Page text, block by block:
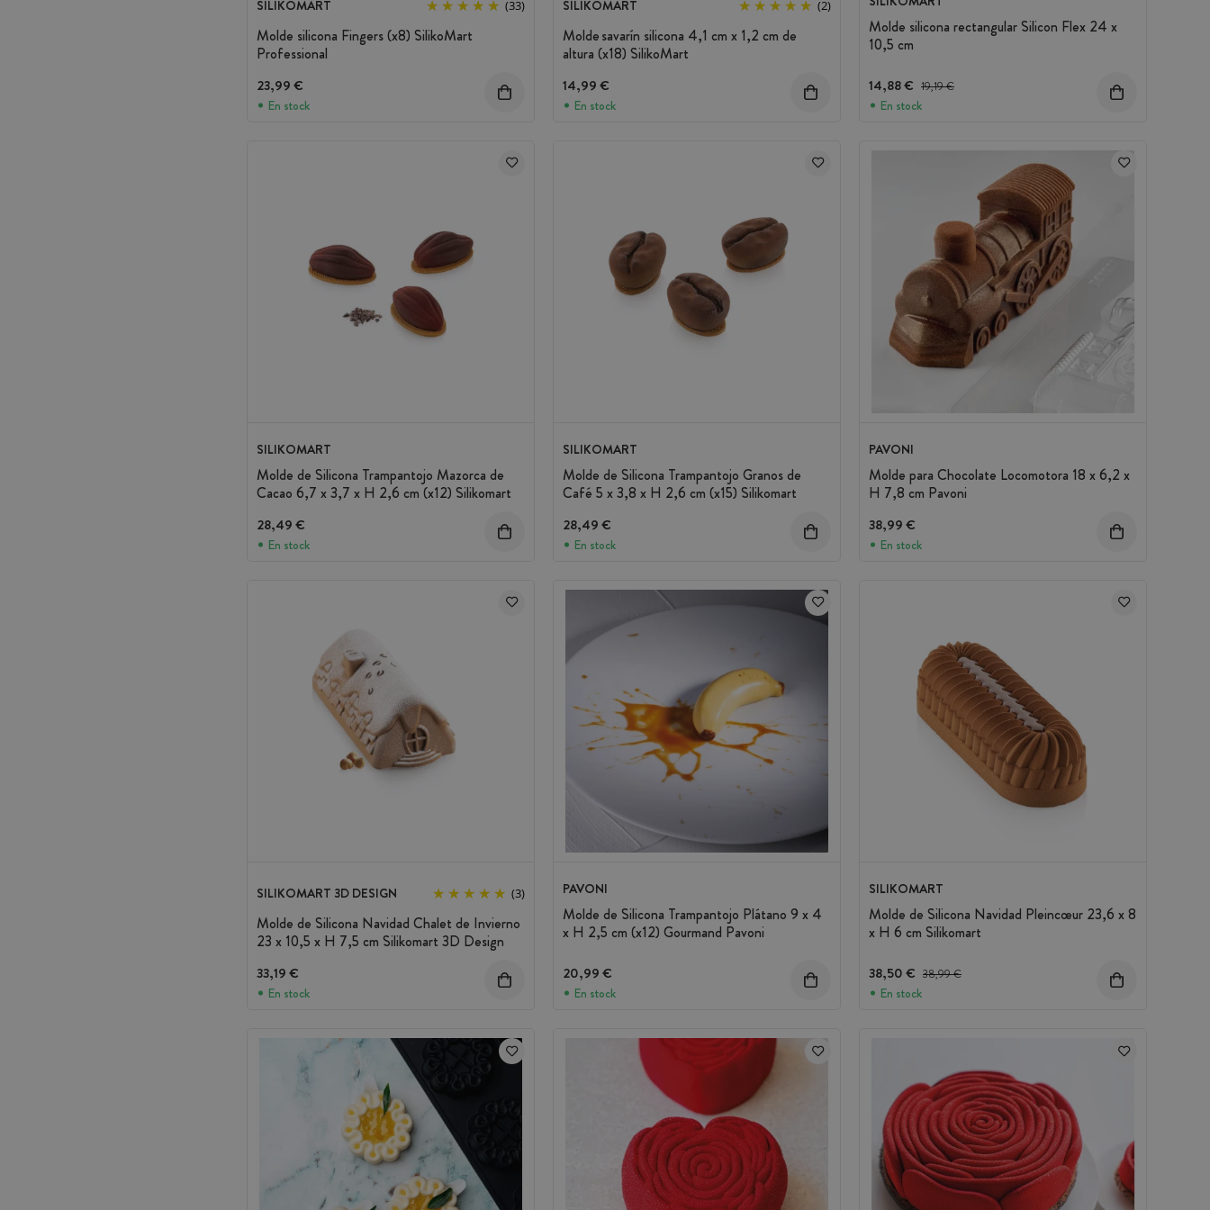
SILIKOMART (33)
Molde silicona Fingers (x8) SilikoMart
Professional
23,99 €
En stock
SILIKOMART (2)
Molde savarín silicona 4,1 cm x 1,2 cm de
altura (x18) SilikoMart
14,99 €
En stock
Molde silicona rectangular Silicon Flex 24 x
10,5 cm
14,88 € Precio antes del descuento
19,19 €
En stock
SILIKOMART
Molde de Silicona Trampantojo Mazorca de
Cacao 6,7 x 3,7 x H 2,6 cm (x12) Silikomart
28,49 €
En stock
SILIKOMART
Molde de Silicona Trampantojo Granos de
Café 5 x 3,8 x H 2,6 cm (x15) Silikomart
28,49 €
En stock
PAVONI
Molde para Chocolate Locomotora 18 x 6,2 x
H 7,8 cm Pavoni
38,99 €
En stock
SILIKOMART 3D DESIGN (3)
Molde de Silicona Navidad Chalet de Invierno
23 x 10,5 x H 7,5 cm Silikomart 3D Design
33,19 €
En stock
PAVONI
Molde de Silicona Trampantojo Plátano 9 x 4
x H 2,5 cm (x12) Gourmand Pavoni
20,99 €
En stock
SILIKOMART
Molde de Silicona Navidad Pleincœur 23,6 x 8
x H 6 cm Silikomart
38,50 € Precio antes del descuento
38,99 €
En stock